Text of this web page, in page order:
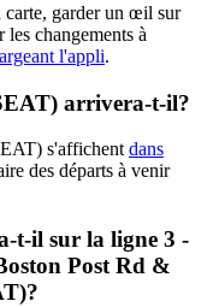
carte, garder un œil sur
les changements à
l'appli.
arrivera-t-il?
s'affichent dans
des départs à venir
t-il sur la ligne 3 -
Post Rd &